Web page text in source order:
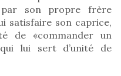
par son propre frère
satisfaire son caprice,
de «commander un
lui sert d’unité de